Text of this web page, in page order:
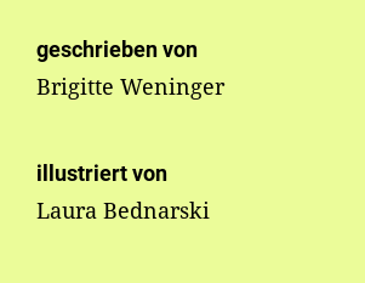
geschrieben von
Brigitte Weninger
illustriert von
Laura Bednarski